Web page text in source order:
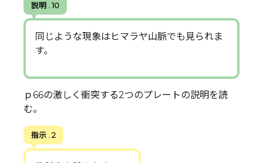
説明 . 10
同じような現象はヒマラヤ山脈でも見られま
す。
ｐ66の激しく衝突する2つのプレートの説明を読
む。
指示 . 2